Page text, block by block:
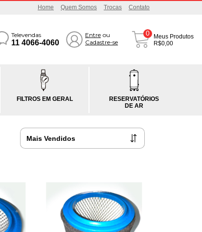
Home Quem Somos Trocas Contato
Televendas
11 4066-4060
Entre ou
Cadastre-se
0
Meus Produtos
R$0,00
FILTROS EM GERAL
RESERVATÓRIOS
DE AR